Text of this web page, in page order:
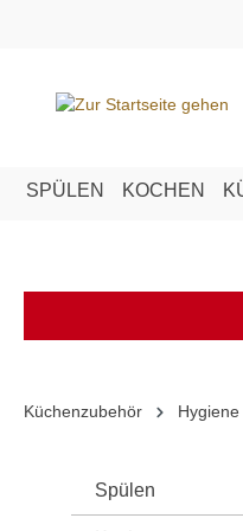
SPÜLEN KOCHEN
Küchenzubehör
Spülen